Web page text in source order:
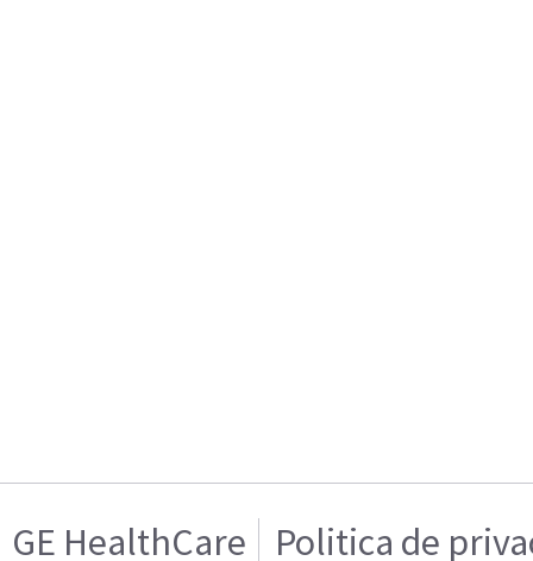
GE HealthCare Politica de